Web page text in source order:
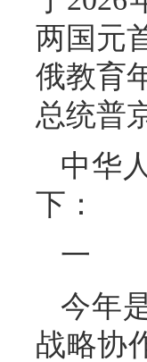
两国元
俄教育
总统普
中华
下：
一
今年
战略协